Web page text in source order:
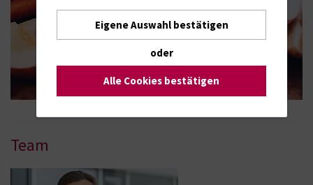
Team
Eigene Auswahl bestätigen
oder
Alle Cookies bestätigen